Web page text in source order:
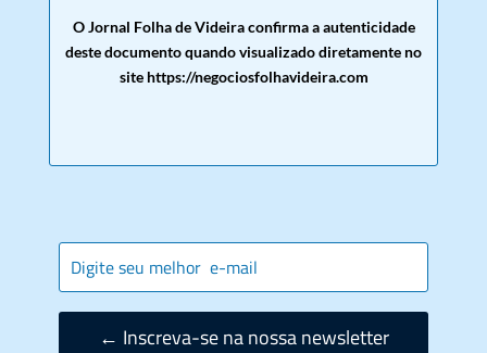
O Jornal Folha de Videira confirma a autenticidade
deste documento quando visualizado diretamente no
site https://negociosfolhavideira.com
← Inscreva-se na nossa newsletter